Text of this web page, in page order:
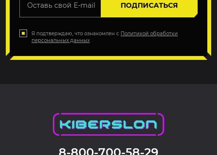
ПОДПИСАТЬСЯ
Я подтверждаю, что ознакомлен с Политикой обработки
персональных данных